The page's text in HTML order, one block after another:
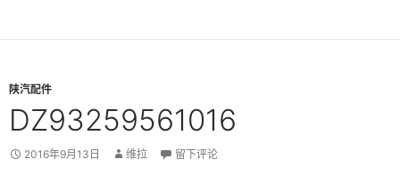
陕汽配件
DZ93259561016
2016年9月13日 维拉 留下评论